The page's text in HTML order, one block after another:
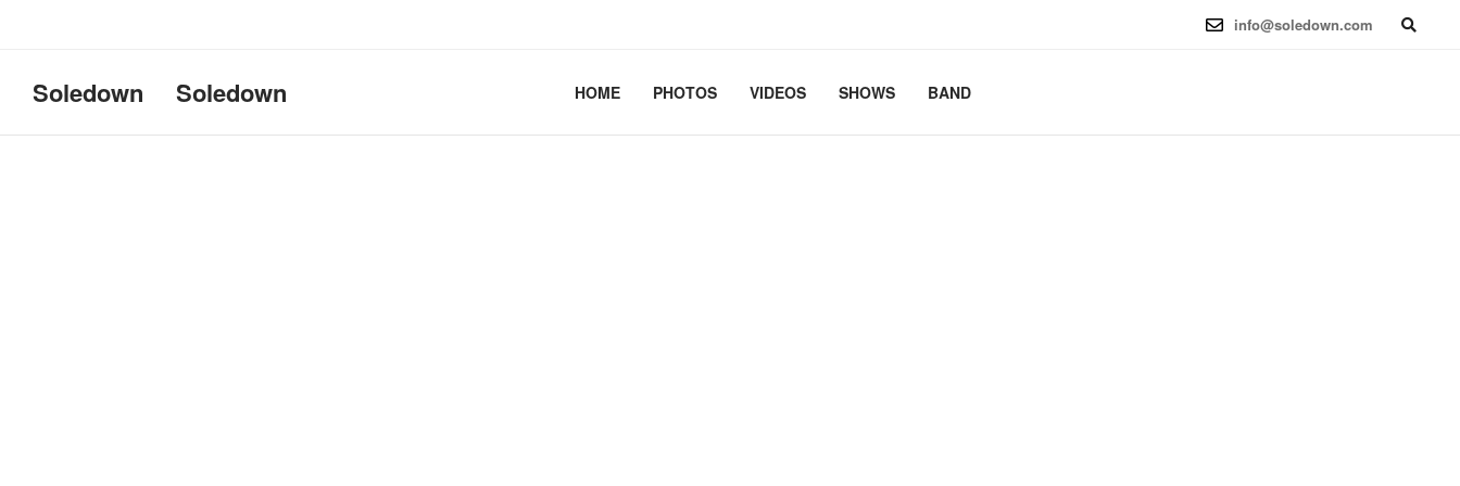
Uname:Linux d69bffeef052 6.12.41+deb13-cloud-amd64 #1 SMP PREEMPT_DYNAMIC Debian 6.12.41-1 (2025-08-12) x86_64info@soledown.com
Soledown Soledown HOME PHOTOS VIDEOS SHOWS BAND